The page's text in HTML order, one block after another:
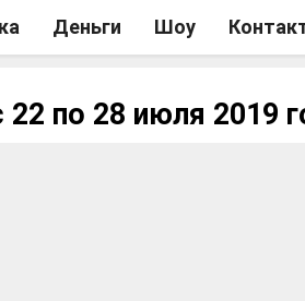
Деньги Шоу
по 28 июля 2019